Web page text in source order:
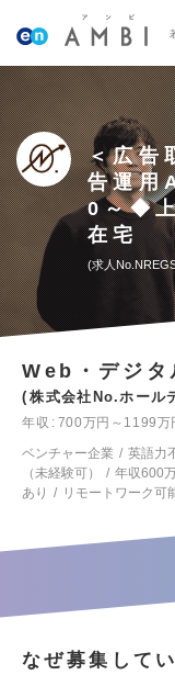
＜広告
告運用
0～◆
在宅
求人
Web・デジタ
株式会社No.ホール
年収
700万円～1199万
ベンチャー企業
英語力
（未経験可）
年収600
あり
リモートワーク可
なぜ募集して